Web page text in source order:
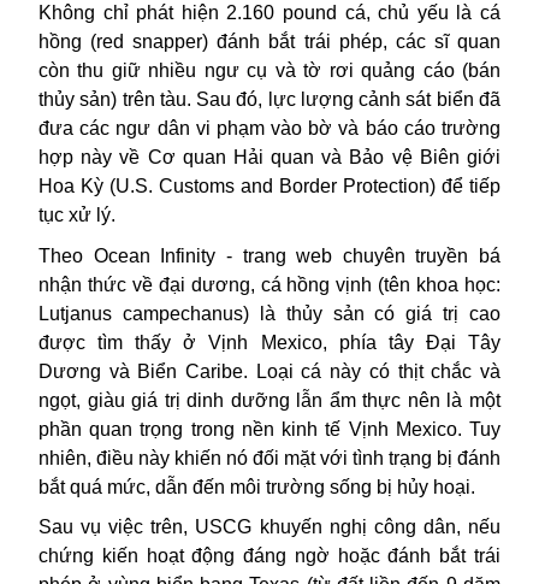
Không chỉ phát hiện 2.160 pound cá, chủ yếu là cá
hồng (red snapper) đánh bắt trái phép, các sĩ quan
còn thu giữ nhiều ngư cụ và tờ rơi quảng cáo (bán
thủy sản) trên tàu. Sau đó, lực lượngcảnh sátbiển đã
đưa các ngư dân vi phạm vào bờ và báo cáo trường
hợp này về Cơ quan Hải quan và Bảo vệ Biên giới
Hoa Kỳ (U.S. Customs and Border Protection) để tiếp
tục xử lý.
Theo Ocean Infinity - trang web chuyên truyền bá
nhận thức về đại dương, cá hồng vịnh (tên khoa học:
Lutjanus campechanus) là thủy sản có giá trị cao
được tìm thấy ở Vịnh Mexico, phía tây Đại Tây
Dương và Biển Caribe. Loại cá này có thịt chắc và
ngọt, giàu giá trị dinh dưỡng lẫn ẩm thực nên là một
phần quan trọng trong nền kinh tế Vịnh Mexico. Tuy
nhiên, điều này khiến nó đối mặt với tình trạng bị đánh
bắt quá mức, dẫn đến môi trường sống bị hủy hoại.
Sau vụ việc trên, USCG khuyến nghị công dân, nếu
chứng kiến hoạt động đáng ngờ hoặc đánh bắt trái